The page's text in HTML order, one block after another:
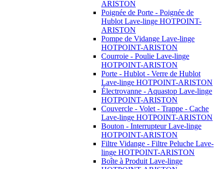
ARISTON
Poignée de Porte - Poignée de
Hublot Lave-linge HOTPOINT-
ARISTON
Pompe de Vidange Lave-linge
HOTPOINT-ARISTON
Courroie - Poulie Lave-linge
HOTPOINT-ARISTON
Porte - Hublot - Verre de Hublot
Lave-linge HOTPOINT-ARISTON
Électrovanne - Aquastop Lave-linge
HOTPOINT-ARISTON
Couvercle - Volet - Trappe - Cache
Lave-linge HOTPOINT-ARISTON
Bouton - Interrupteur Lave-linge
HOTPOINT-ARISTON
Filtre Vidange - Filtre Peluche Lave-
linge HOTPOINT-ARISTON
Boîte à Produit Lave-linge